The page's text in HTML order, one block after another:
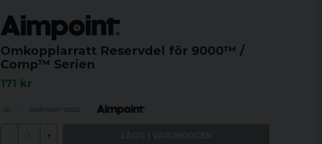
Omkopplarratt Reservdel för 9000™ /
Comp™ Serien
171 kr
AIMPOINT-12920
- +